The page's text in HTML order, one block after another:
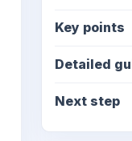
Key points
Detailed
Next step